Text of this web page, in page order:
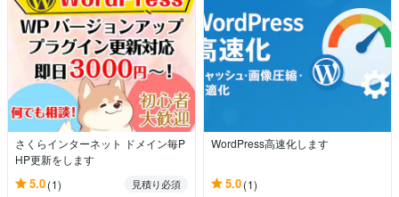
さくらインターネット ドメイン毎P
HP更新をします
5.0(1)
見積り必須
WordPress高速化します
5.0(1)